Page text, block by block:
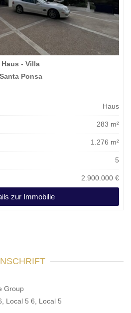
Haus - Villa
Santa Ponsa
Haus
283 m²
1.276 m²
5
2.900.000 €
zur Immobilie
Group
Local 5 6, Local 5